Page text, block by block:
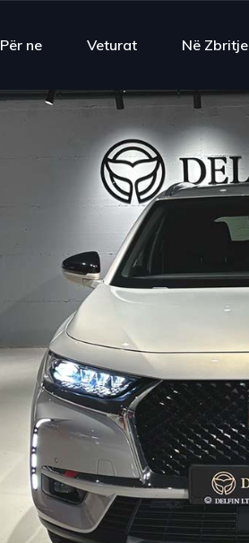
Për ne Veturat Në Zbritje